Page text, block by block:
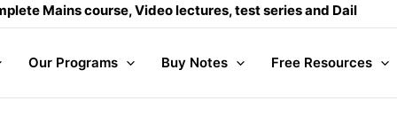
course, Video lectures, test series and Daily answer
Our Programs Buy Notes Free Resources